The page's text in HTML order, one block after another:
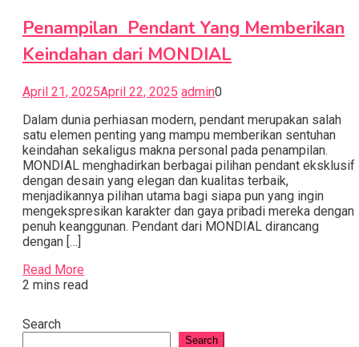
Penampilan Pendant Yang Memberikan
Keindahan dari MONDIAL
April 21, 2025April 22, 2025 admin0
Dalam dunia perhiasan modern, pendant merupakan salah
satu elemen penting yang mampu memberikan sentuhan
keindahan sekaligus makna personal pada penampilan.
MONDIAL menghadirkan berbagai pilihan pendant eksklusif
dengan desain yang elegan dan kualitas terbaik,
menjadikannya pilihan utama bagi siapa pun yang ingin
mengekspresikan karakter dan gaya pribadi mereka dengan
penuh keanggunan. Pendant dari MONDIAL dirancang
dengan […]
Read More
2 mins read
Search
Search